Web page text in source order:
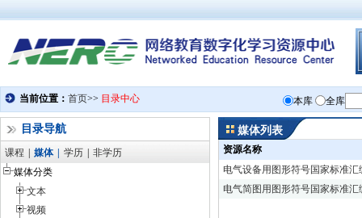
目录导航
课程 媒体 学历
非学历
媒体分类
文本
视频
媒体列表
资源名称
电气设备用图形符号国家标准汇
电气简图用图形符号国家标准汇